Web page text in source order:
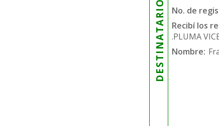
DESTINATARIO
No. de
Recibí los
.PLUMA
Nombre: